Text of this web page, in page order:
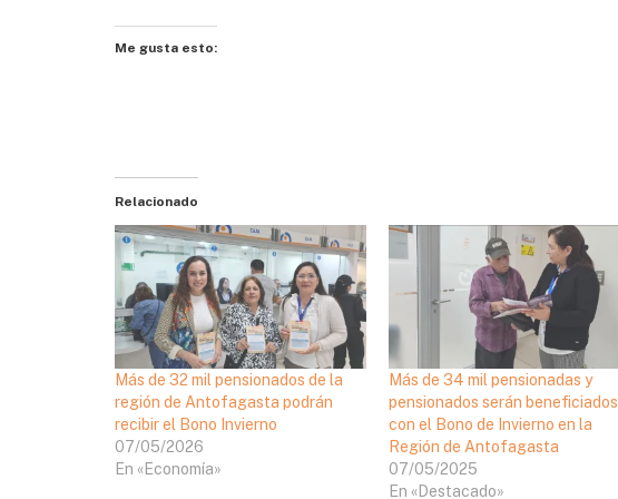
Me gusta esto:
Relacionado
Más de 32 mil pensionados de la
región de Antofagasta podrán
recibir el Bono Invierno
07/05/2026
En «Economía»
Más de 34 mil pensionadas y
pensionados serán beneficiados
con el Bono de Invierno en la
Región de Antofagasta
07/05/2025
En «Destacado»